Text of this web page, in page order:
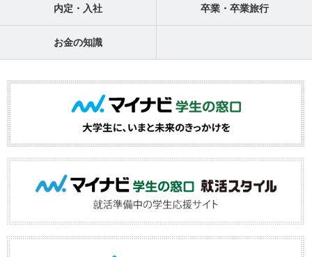
内定・入社 卒業・卒業旅行
お金の知識